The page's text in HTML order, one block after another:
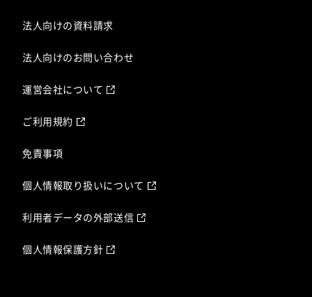
法人向けの資料請求
法人向けのお問い合わせ
運営会社について
ご利用規約
免責事項
個人情報取り扱いについて
利用者データの外部送信
個人情報保護方針